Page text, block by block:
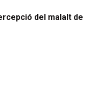
del malalt de